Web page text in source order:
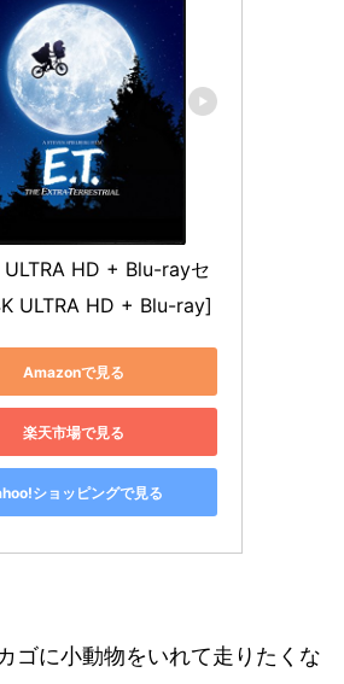
ULTRA HD + Blu-rayセ
ULTRA HD + Blu-ray]
Amazonで見る
楽天市場で見る
ショッピングで見る
ゴに小動物をいれて走りたくな